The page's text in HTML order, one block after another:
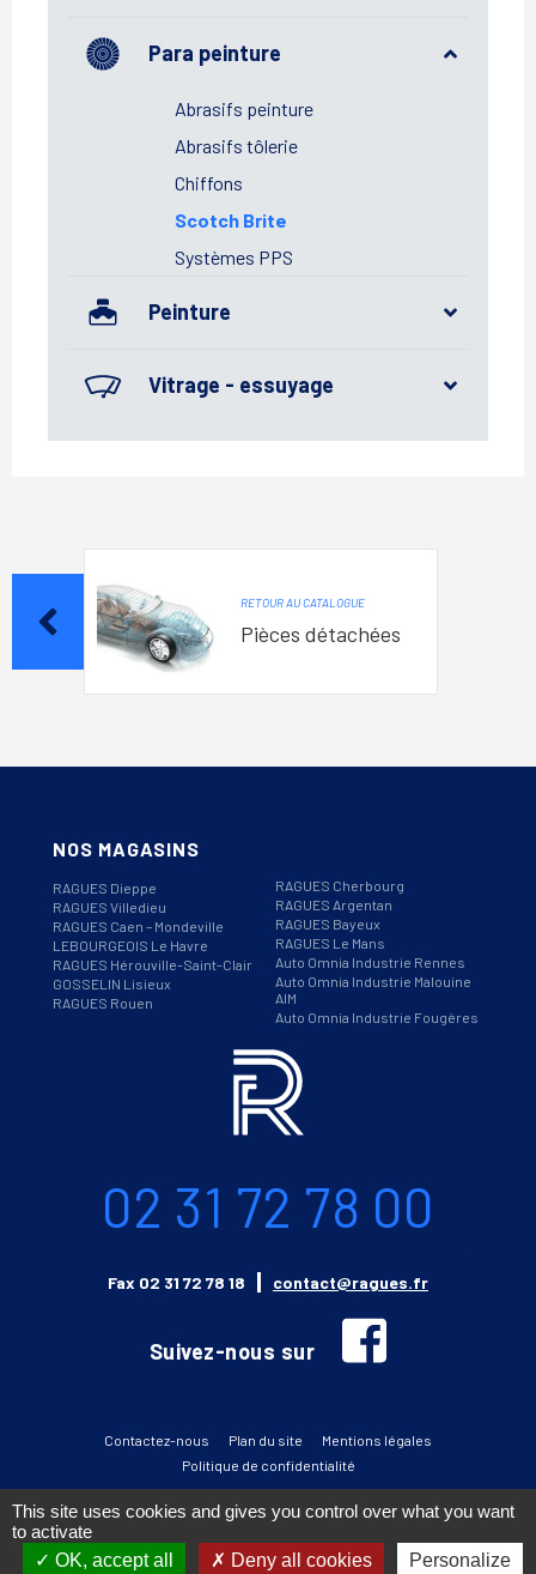
Para peinture
Abrasifs peinture
Abrasifs tôlerie
Chiffons
Scotch Brite
Systèmes PPS
Peinture
Vitrage - essuyage
RETOUR AU CATALOGUE
Pièces détachées
NOS MAGASINS
RAGUES Dieppe
RAGUES Villedieu
RAGUES Caen – Mondeville
LEBOURGEOIS Le Havre
RAGUES Hérouville-Saint-Clair
GOSSELIN Lisieux
RAGUES Rouen
RAGUES Cherbourg
RAGUES Argentan
RAGUES Bayeux
RAGUES Le Mans
Auto Omnia Industrie Rennes
Auto Omnia Industrie Malouine
AIM
Auto Omnia Industrie Fougères
02 31 72 78 00
Fax 02 31 72 78 18 Emailcontact@ragues.fr
Suivez-nous sur
facebook
Contactez-nous Plan du site
Mentions légales
Politique de confidentialité
Accéder au catalogue CATTRONIC ››
This site uses cookies and gives you control over what you want
to activate
OK, accept all
Deny all cookies Personalize